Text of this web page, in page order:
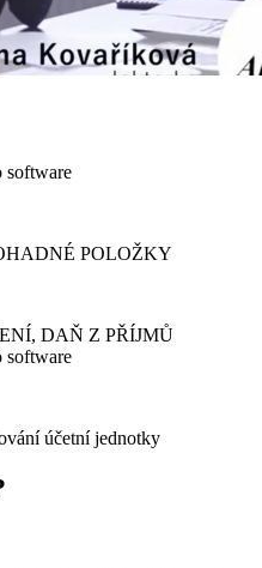
software
POLOŽKY
DAŇ Z PŘÍJMŮ
software
účetní jednotky